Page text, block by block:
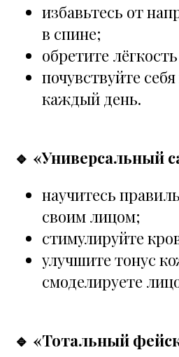
избавьтесь от
в спине;
обретите
почувствуйте
каждый день.
🔹 «Универсальный
научитесь
своим лицом;
стимулируйте
улучшите тонус
смоделируете
🔹 «Тотальный